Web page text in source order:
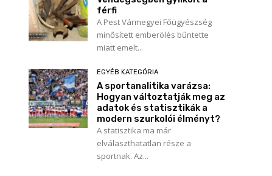
férfi
A Pest Vármegyei Főügyészség
minősített emberölés bűntette
miatt emelt...
EGYÉB KATEGÓRIA
A sportanalitika varázsa:
Hogyan változtatják meg az
adatok és statisztikák a
modern szurkolói élményt?
A statisztika ma már
elválaszthatatlan része a
sportnak. Az...